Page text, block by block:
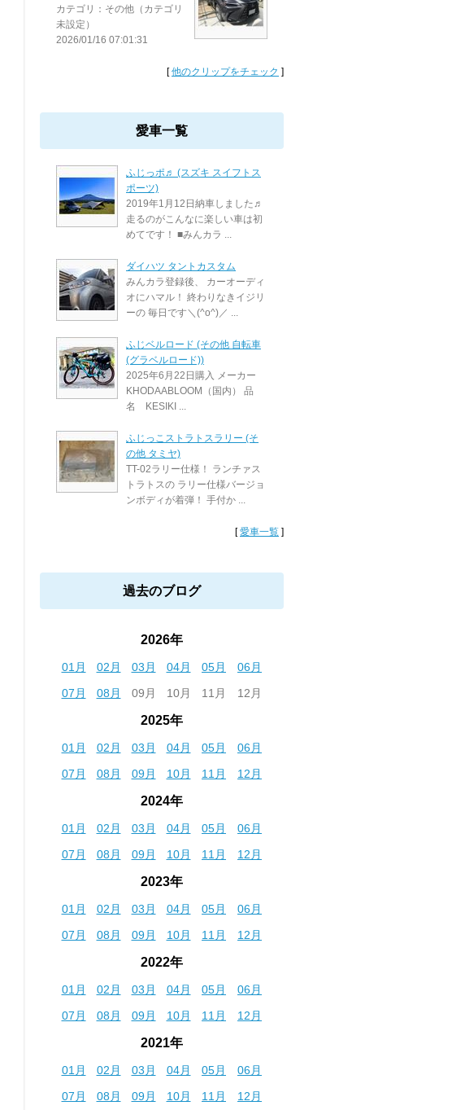
カテゴリ：その他（カテゴリ
未設定）
2026/01/16 07:01:31
[他のクリップをチェック ]
愛車一覧
ふじっポ♬ (スズキ スイフトス
ポーツ)
2019年1月12日納車しました♬
走るのがこんなに楽しい車は初
めてです！ ■みんカラ ...
ダイハツ タントカスタム
みんカラ登録後、 カーオーディ
オにハマル！ 終わりなきイジリ
ーの 毎日です＼(^o^)／ ...
ふじベルロード (その他 自転車
(グラベルロード))
2025年6月22日購入 メーカー
KHODAABLOOM（国内） 品
名 KESIKI ...
ふじっこストラトスラリー (そ
の他 タミヤ)
TT-02ラリー仕様！ ランチァス
トラトスの ラリー仕様バージョ
ンボディが着弾！ 手付か ...
[愛車一覧 ]
過去のブログ
2026年
01月 02月 03月 04月 05月
06月
07月
08月 09月 10月 11月 12月
2025年
01月 02月 03月 04月 05月
06月
07月
08月 09月 10月 11月 12月
2024年
01月 02月 03月 04月 05月
06月
07月
08月 09月 10月 11月 12月
2023年
01月 02月 03月 04月 05月
06月
07月
08月 09月 10月 11月 12月
2022年
01月 02月 03月 04月 05月
06月
07月
08月 09月 10月 11月 12月
2021年
01月 02月 03月 04月 05月
06月
07月
08月 09月 10月 11月 12月